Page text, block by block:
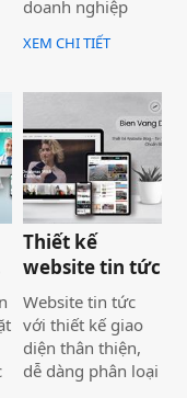
doanh nghiệp
tăng doanh thu và
mở rộng thị
diện thân thiện,
tích hợp giỏ hàng,
thanh toán trực
tuyến, và quản lý
đơn hàng hiệu
quả, website bán
hàng mang lại trải
nghiệm mua sắm
hàng.
XEM CHI TIẾT
Thiết kế
website tin tức
Website tin tức
với thiết kế giao
diện thân thiện,
dễ dàng phân loại